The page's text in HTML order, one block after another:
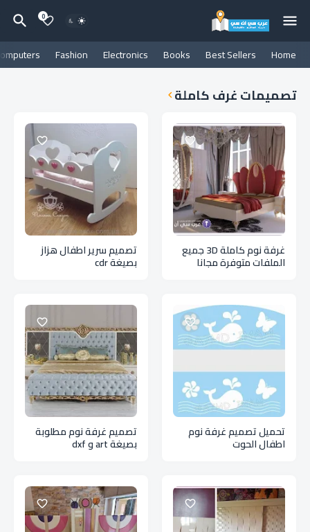
0
Home
Best Sellers
Books
Electronics
Fashion
تصميمات غرف كاملة
غرفة نوم كاملة 3D جميع
الملفات متوفرة مجانا
تصميم سرير اطفال هزاز
بصيغة cdr
تحميل تصميم غرفة نوم
اطفال الحوت
تصميم غرفة نوم مطلوبة
بصيغة art و dxf